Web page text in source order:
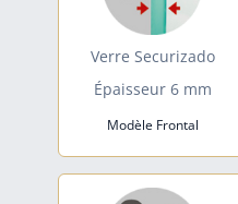
Verre Securizado
Épaisseur 6 mm
Modèle Frontal